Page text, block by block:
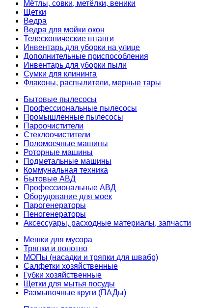
Мётлы, совки, метёлки, веники
Щетки
Ведра
Ведра для мойки окон
Телескопические штанги
Инвентарь для уборки на улице
Дополнительные приспособления
Инвентарь для уборки пыли
Сумки для клининга
Флаконы, распылители, мерные тары
Бытовые пылесосы
Профессиональные пылесосы
Промышленные пылесосы
Пароочистители
Стеклоочистители
Поломоечные машины
Роторные машины
Подметальные машины
Коммунальная техника
Бытовые АВД
Профессиональные АВД
Оборудование для моек
Парогенераторы
Пеногенераторы
Аксессуары, расходные материалы, запчасти
Мешки для мусора
Тряпки и полотно
МОПы (насадки и тряпки для швабр)
Салфетки хозяйственные
Губки хозяйственные
Щетки для мытья посуды
Размывочные круги (ПАДы)